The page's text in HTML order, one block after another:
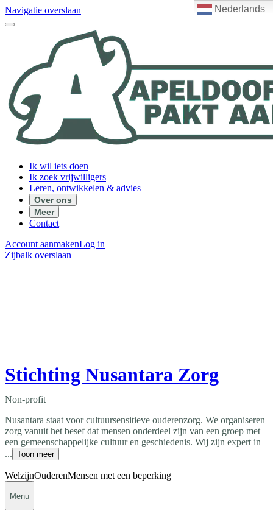
Nederlands
Navigatie overslaan
Ik wil iets doen
Ik zoek vrijwilligers
Leren, ontwikkelen & advies
Over ons
Meer
Contact
Account aanmakenLog in
Zijbalk overslaan
Stichting Nusantara Zorg
Non-profit
Nusantara staat voor cultuursensitieve ouderenzorg. We organiseren
zorg vanuit het besef dat mensen onderdeel zijn van een groep met
een gemeenschappelijke cultuur en geschiedenis. Wij zijn expert in
... Toon meer
WelzijnOuderenMensen met een beperking
Menu